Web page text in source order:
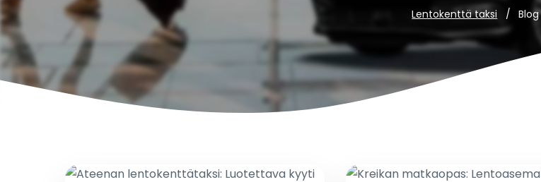
Lentokenttä taksi Blog